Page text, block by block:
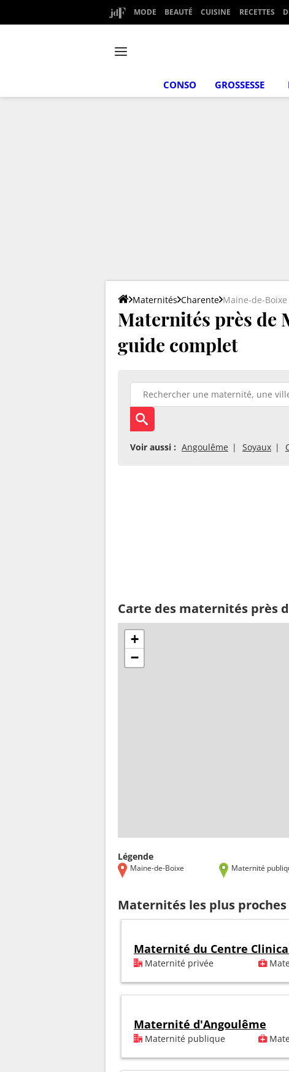
MODE BEAUTÉ CUISINE RECETTES
CONSO GROSSESSE
Maternités Charente Maine-de-Boixe
Maternités près de
guide complet
Voir aussi : Angoulême Soyaux
Carte des maternités près
+
−
Légende
Maine-de-Boixe Maternité
Maternités les plus
Maternité du Centre
Maternité privée
Maternité d'Angoulême
Maternité publique